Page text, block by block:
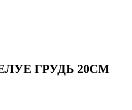
ГРУДЬ 20СМ